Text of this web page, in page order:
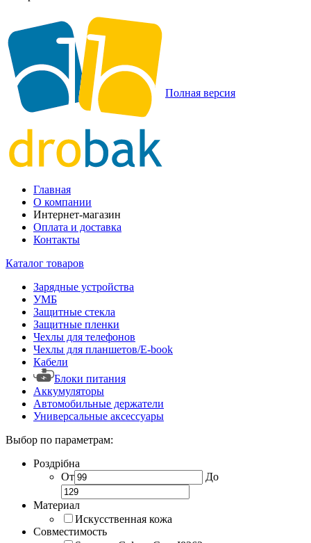
Полная версия
Главная
О компании
Интернет-магазин
Оплата и доставка
Контакты
Каталог товаров
Зарядные устройства
УМБ
Защитные стекла
Защитные пленки
Чехлы для телефонов
Чехлы для планшетов/E-book
Кабели
Блоки питания
Аккумуляторы
Автомобильные держатели
Универсальные аксессуары
Выбор по параметрам:
Роздрібна
От
До
Материал
Искусственная кожа
Совместимость